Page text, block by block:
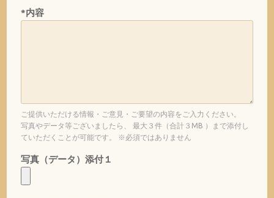
*内容
ご提供いただける情報・ご意見・ご要望の内容をご入力ください。
写真やデータ等ございましたら、 最大３件（合計３MB ）まで添付し
ていただくことが可能です。 ※必須ではありません
写真（データ）添付１